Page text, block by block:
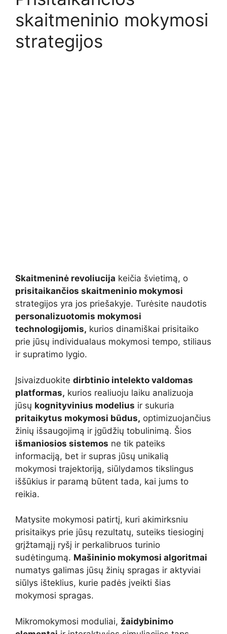
skaitmeninio mokymosi
strategijos
Skaitmeninė revoliucija keičia švietimą, o
prisitaikančios skaitmeninio mokymosi
strategijos yra jos priešakyje. Turėsite naudotis
personalizuotomis mokymosi
technologijomis, kurios dinamiškai prisitaiko
prie jūsų individualaus mokymosi tempo, stiliaus
ir supratimo lygio.
Įsivaizduokite dirbtinio intelekto valdomas
platformas, kurios realiuoju laiku analizuoja
jūsų kognityvinius modelius ir sukuria
pritaikytus mokymosi būdus, optimizuojančius
žinių išsaugojimą ir įgūdžių tobulinimą. Šios
išmaniosios sistemos ne tik pateiks
informaciją, bet ir supras jūsų unikalią
mokymosi trajektoriją, siūlydamos tikslingus
iššūkius ir paramą būtent tada, kai jums to
reikia.
Matysite mokymosi patirtį, kuri akimirksniu
prisitaikys prie jūsų rezultatų, suteiks tiesioginį
grįžtamąjį ryšį ir perkalibruos turinio
sudėtingumą. Mašininio mokymosi algoritmai
numatys galimas jūsų žinių spragas ir aktyviai
siūlys išteklius, kurie padės įveikti šias
mokymosi spragas.
Mikromokymosi moduliai, žaidybinimo